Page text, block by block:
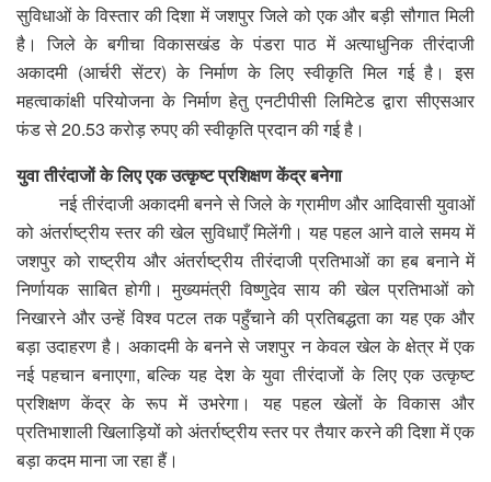
सुविधाओं के विस्तार की दिशा में जशपुर जिले को एक और बड़ी सौगात मिली
है। जिले के बगीचा विकासखंड के पंडरा पाठ में अत्याधुनिक तीरंदाजी
अकादमी (आर्चरी सेंटर) के निर्माण के लिए स्वीकृति मिल गई है। इस
महत्वाकांक्षी परियोजना के निर्माण हेतु एनटीपीसी लिमिटेड द्वारा सीएसआर
फंड से 20.53 करोड़ रुपए की स्वीकृति प्रदान की गई है।
युवा तीरंदाजों के लिए एक उत्कृष्ट प्रशिक्षण केंद्र बनेगा
नई तीरंदाजी अकादमी बनने से जिले के ग्रामीण और आदिवासी युवाओं
को अंतर्राष्ट्रीय स्तर की खेल सुविधाएँ मिलेंगी। यह पहल आने वाले समय में
जशपुर को राष्ट्रीय और अंतर्राष्ट्रीय तीरंदाजी प्रतिभाओं का हब बनाने में
निर्णायक साबित होगी। मुख्यमंत्री विष्णुदेव साय की खेल प्रतिभाओं को
निखारने और उन्हें विश्व पटल तक पहुँचाने की प्रतिबद्धता का यह एक और
बड़ा उदाहरण है। अकादमी के बनने से जशपुर न केवल खेल के क्षेत्र में एक
नई पहचान बनाएगा, बल्कि यह देश के युवा तीरंदाजों के लिए एक उत्कृष्ट
प्रशिक्षण केंद्र के रूप में उभरेगा। यह पहल खेलों के विकास और
प्रतिभाशाली खिलाड़ियों को अंतर्राष्ट्रीय स्तर पर तैयार करने की दिशा में एक
बड़ा कदम माना जा रहा हैं।